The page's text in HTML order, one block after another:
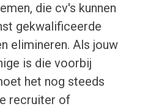
die cv's kunnen
gekwalificeerde
elimineren. Als jouw
is die voorbij
het nog steeds
recruiter of